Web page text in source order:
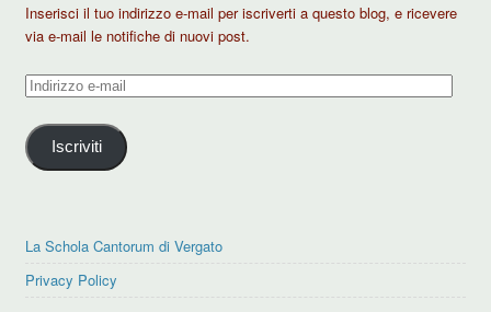
Inserisci il tuo indirizzo e-mail per iscriverti a questo blog, e ricevere
via e-mail le notifiche di nuovi post.
Indirizzo
mail
Iscriviti
La Schola Cantorum di Vergato
Privacy Policy